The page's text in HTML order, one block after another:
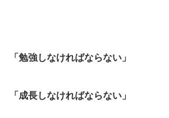
「勉強しなければならない」
「成長しなければならない」